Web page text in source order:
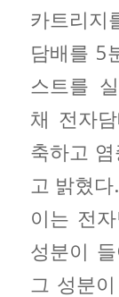
카트리지
담배를 5
스트를
채 전자
축하고
고 밝혔다.
이는 전
성분이
그 성분